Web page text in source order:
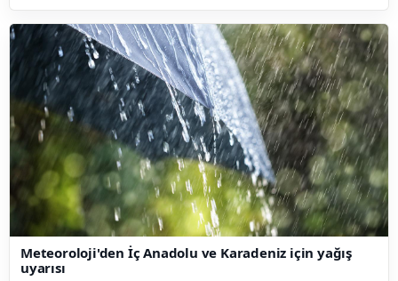
Meteoroloji'den İç Anadolu ve Karadeniz için yağış
uyarısı